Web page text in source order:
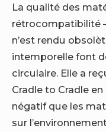
La qualité des
rétrocompatibilité
n’est rendu
intemporelle font
circulaire. Elle a
Cradle to Cradle
négatif que les
sur